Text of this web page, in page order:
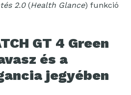
2.0 (Health Glance) funkció
GT 4 Green
és a
jegyében